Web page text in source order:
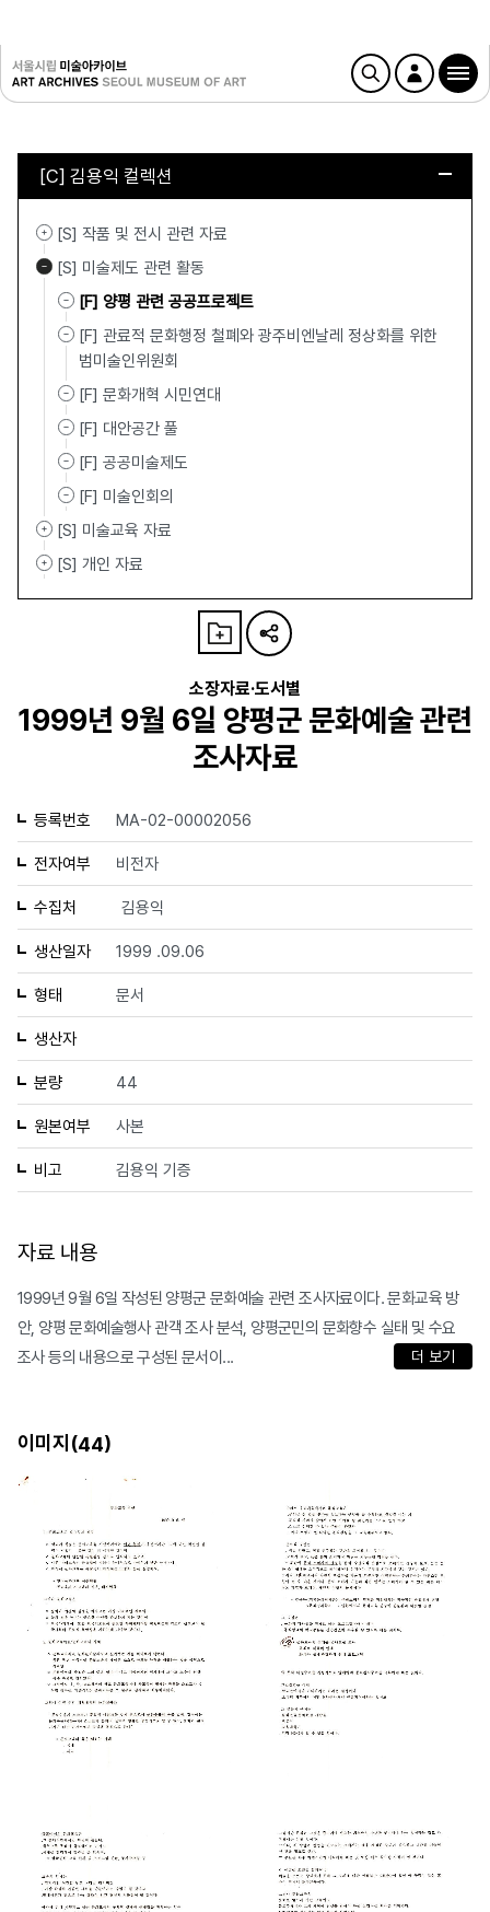
[C] 김용익 컬렉션
[S] 작품 및 전시 관련 자료
[S] 미술제도 관련 활동
[F] 양평 관련 공공프로젝트
[F] 관료적 문화행정 철폐와 광주비엔날레 정상화를 위한
범미술인위원회
[F] 문화개혁 시민연대
[F] 대안공간 풀
[F] 공공미술제도
[F] 미술인회의
[S] 미술교육 자료
[S] 개인 자료
소장자료·도서별
1999년 9월 6일 양평군 문화예술 관련
조사자료
등록번호 MA-02-00002056
전자여부 비전자
수집처 김용익
생산일자 1999 .09.06
형태 문서
생산자
분량 44
원본여부 사본
비고 김용익 기증
자료 내용
1999년 9월 6일 작성된 양평군 문화예술 관련 조사자료이다. 문화교육 방
안, 양평 문화예술행사 관객 조사 분석, 양평군민의 문화향수 실태 및 수요
조사 등의 내용으로 구성된 문서이...
더 보기
이미지(44)